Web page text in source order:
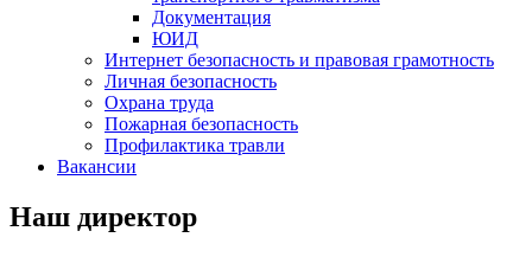
Документация
ЮИД
Интернет безопасность и правовая грамотность
Личная безопасность
Охрана труда
Пожарная безопасность
Профилактика травли
Вакансии
Наш директор